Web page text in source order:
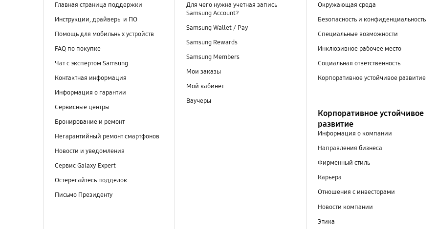
Главная страница поддержки
Инструкции, драйверы и ПО
Помощь для мобильных устройств
FAQ по покупке
Чат с экспертом Samsung
Контактная информация
Информация о гарантии
Сервисные центры
Бронирование и ремонт
Негарантийный ремонт смартфонов
Новости и уведомления
Сервис Galaxy Expert
Остерегайтесь подделок
Письмо Президенту
Для чего нужна учетная запись
Samsung Account?
Samsung Wallet / Pay
Samsung Rewards
Samsung Members
Мои заказы
Мой кабинет
Ваучеры
Окружающая среда
Безопасность и конфиденциальность
Специальные возможности
Инклюзивное рабочее место
Социальная ответственность
Корпоративное устойчивое развитие
Корпоративное устойчивое
развитие
Информация о компании
Направления бизнеса
Фирменный стиль
Карьера
Отношения с инвесторами
Новости компании
Этика